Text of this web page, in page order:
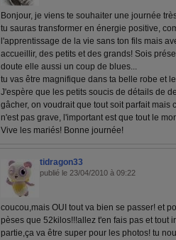
Bonjour, je viens te souhaiter une journée
tu sauras transformer en énergie positive,
l'apprentissage de la vie sans ton fils mais
accueillir, des petits et des grands! Sois
doute elle aussi un coup de blues...
tu vas être magnifique dans ta belle robe et
J'espère que les petits soucis de détails de
gâcher, on voudrait que tout soit parfait mais
n'est pas grave, l'important est que tout le
Vive les mariés! Bonne journée!
tidragon33
publié le 23/04/2010 à 09:22
coucou,mais OUI tout va bien se passer! et
pèses que 52kilos!!!allez t'en fais pas et tout
partie,ça va être super pour les photos! tu